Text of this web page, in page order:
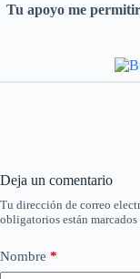
Tu apoyo me
Deja un comentario
Tu dirección de correo
obligatorios están marcados
Nombre *